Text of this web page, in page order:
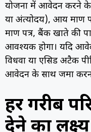
योजना में आवेदन करने के
या अंत्योदय), आय प्रमाण
प्रमाण पत्र, बैंक खाते की
आवश्यक होगा। यदि
विधवा या एसिड अटैक
आवेदन के साथ जमा करना
हर गरीब
देने का लक्ष्य